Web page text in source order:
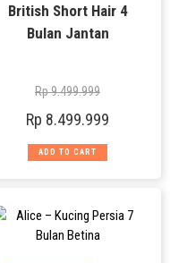
British Short Hair 4
Bulan Jantan
Rp9.499.999
Rp 8.499.999
ADD TO CART